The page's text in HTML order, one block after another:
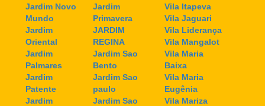
Jardim Novo
Mundo
Jardim
Oriental
Jardim
Palmares
Jardim
Patente
Jardim
Jardim
Primavera
JARDIM
REGINA
Jardim Sao
Bento
Jardim Sao
paulo
Jardim Sao
Vila Itapeva
Vila Jaguari
Vila Liderança
Vila Mangalot
Vila Maria
Baixa
Vila Maria
Eugênia
Vila Mariza